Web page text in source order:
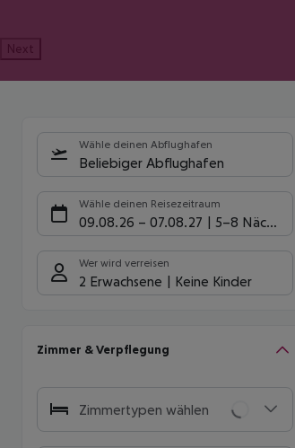
Next
Wähle deinen Abflughafen
Beliebiger Abflughafen
Wähle deinen Reisezeitraum
09.08.26 – 07.08.27 5-8 Nächte
Wer wird verreisen
2 Erwachsene Keine Kinder
Zimmer & Verpflegung
Zimmertypen wählen